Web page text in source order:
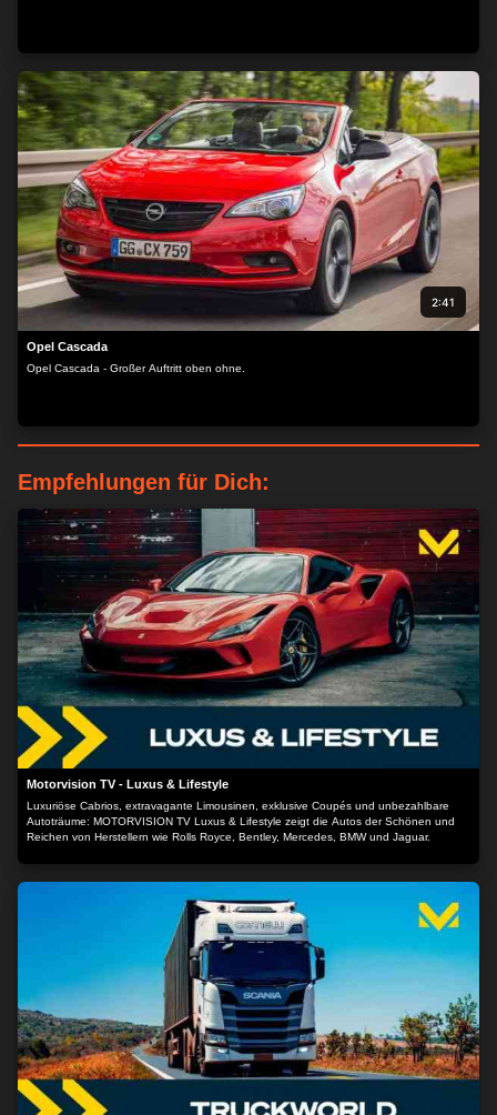
2:41
Opel Cascada
Opel Cascada - Großer Auftritt oben ohne.
Empfehlungen für Dich:
Motorvision TV - Luxus & Lifestyle
Luxuriöse Cabrios, extravagante Limousinen, exklusive Coupés und unbezahlbare
Autoträume: MOTORVISION TV Luxus & Lifestyle zeigt die Autos der Schönen und
Reichen von Herstellern wie Rolls Royce, Bentley, Mercedes, BMW und Jaguar.